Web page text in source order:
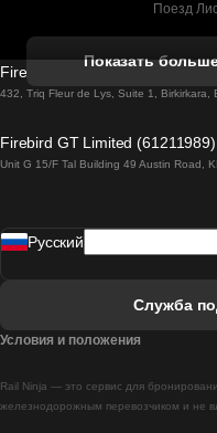
Поезд
Поезд
Поезд
Поезд
Показать
Firebird GT Limited (OC 1451)
432, Triq Fleur de Lys, Suite 1, Birkirkara,
Firebird GT Limited (61211989)
Unit G 15/F Tal Building 49 Austin Road,
Rail Ninja — это сервис для
железнодорожным перевозчиком и не
Pусский
Служба
Условия и положения